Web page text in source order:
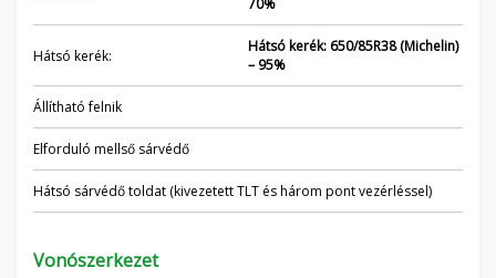
70%
Hátsó kerék:
Hátsó kerék: 650/85R38 (Michelin)
– 95%
Állítható felnik
Elforduló mellső sárvédő
Hátsó sárvédő toldat (kivezetett TLT és három pont vezérléssel)
Vonószerkezet